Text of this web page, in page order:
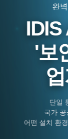
완
IDIS
'보
단일
국가 공
어떤 설치 환